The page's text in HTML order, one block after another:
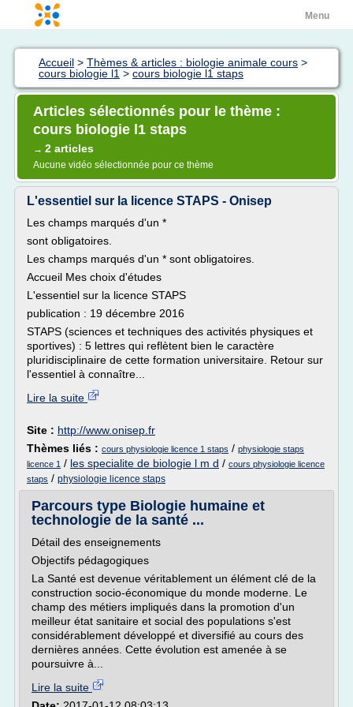
Menu
Accueil > Thèmes & articles : biologie animale cours >
cours biologie l1 > cours biologie l1 staps
Articles sélectionnés pour le thème :
cours biologie l1 staps
→ 2 articles
Aucune vidéo sélectionnée pour ce thème
L'essentiel sur la licence STAPS - Onisep
Les champs marqués d'un *
sont obligatoires.
Les champs marqués d'un * sont obligatoires.
Accueil Mes choix d'études
L'essentiel sur la licence STAPS
publication : 19 décembre 2016
STAPS (sciences et techniques des activités physiques et
sportives) : 5 lettres qui reflètent bien le caractère
pluridisciplinaire de cette formation universitaire. Retour sur
l'essentiel à connaître...
Lire la suite
Site : http://www.onisep.fr
Thèmes liés : cours physiologie licence 1 staps / physiologie staps
licence 1 / les specialite de biologie l m d / cours physiologie licence
staps / physiologie licence staps
Parcours type Biologie humaine et
technologie de la santé ...
Détail des enseignements
Objectifs pédagogiques
La Santé est devenue véritablement un élément clé de la
construction socio-économique du monde moderne. Le
champ des métiers impliqués dans la promotion d'un
meilleur état sanitaire et social des populations s'est
considérablement développé et diversifié au cours des
dernières années. Cette évolution est amenée à se
poursuivre à...
Lire la suite